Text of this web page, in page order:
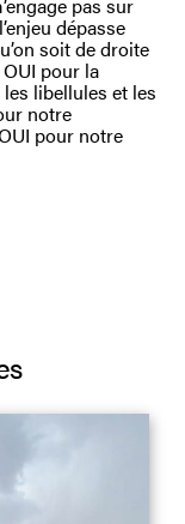
pas sur
dépasse
soit de droite
pour la
libellules et les
notre
pour notre